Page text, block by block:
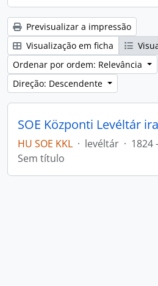
Previsualizar a impressão
Visualização em ficha
Ordenar por ordem: Relevância
Direção: Descendente
SOE Központi Levéltár
HU SOE KKL · levéltár · 1824
Sem título